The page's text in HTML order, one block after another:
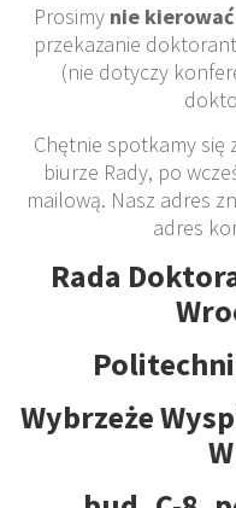
Prosimy nie kierować
przekazanie
(nie dotyczy
Chętnie spotkamy się
biurze Rady, po
mailową. Nasz adres
adres
Rada
Wybrzeże